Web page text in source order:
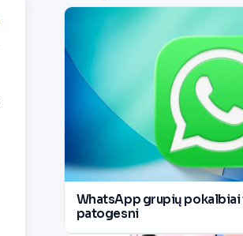
WhatsApp grupių pokalbiai
patogesni